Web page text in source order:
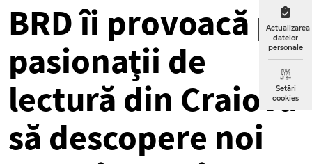
Actualizarea
datelor
personale
Setări
cookies
BRD îi provoacă pe
pasionații de
lectură din Craiova
să descopere noi